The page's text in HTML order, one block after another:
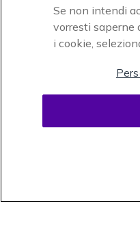
Se non intendi
vorresti saperne
i cookie,